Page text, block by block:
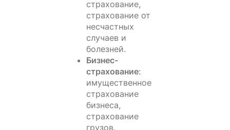
страхование,
страхование от
несчастных
случаев и
болезней.
Бизнес-
страхование:
имущественное
страхование
бизнеса,
страхование
грузов,